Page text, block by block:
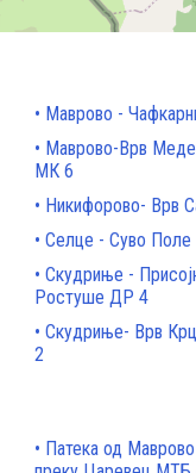
Маврово -
Маврово-Врв
МК 6
Никифорово- Врв
Селце - Суво Поле
Скудриње -
Ростуше ДР 4
Скудриње- Врв
2
Патека од